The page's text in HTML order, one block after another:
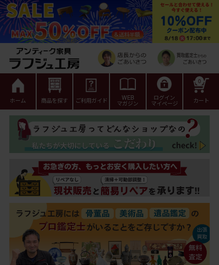
ホーム 商品を探す ご利用ガイド WEB
マガジン
ログイン
マイページ カート
0